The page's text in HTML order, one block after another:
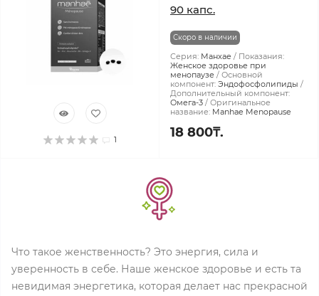
1
90 капс.
Скоро в наличии
Серия: Манхае
Показания:
Женское здоровье при
менопаузе
Основной
компонент: Эндофосфолипиды
Дополнительный компонент:
Омега-3
Оригинальное
название: Manhae Menopause
18 800₸.
Что такое женственность? Это энергия, сила и
уверенность в себе. Наше женское здоровье и есть та
невидимая энергетика, которая делает нас прекрасной